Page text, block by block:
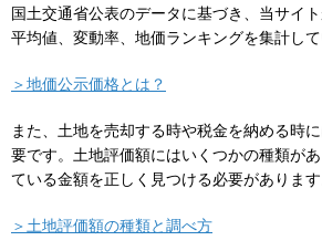
国土交通省公表のデータに基づき、当サイ
平均値、変動率、地価ランキングを集計して
＞地価公示価格とは？
また、土地を売却する時や税金を納める時
要です。土地評価額にはいくつかの種類が
ている金額を正しく見つける必要があります
＞土地評価額の種類と調べ方